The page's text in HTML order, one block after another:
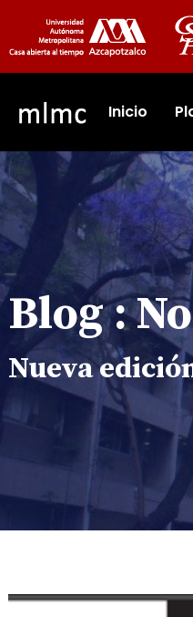
Inicio
Blog :
Nueva